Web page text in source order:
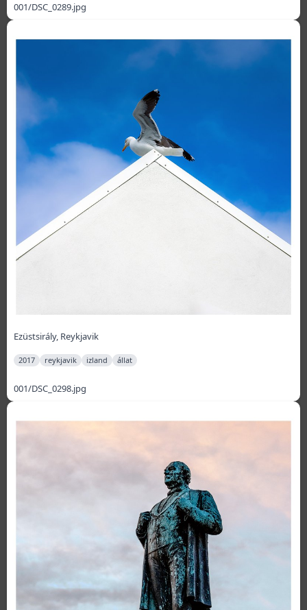
001/DSC_0289.jpg
Ezüstsirály, Reykjavik
2017 reykjavik izland állat
001/DSC_0298.jpg